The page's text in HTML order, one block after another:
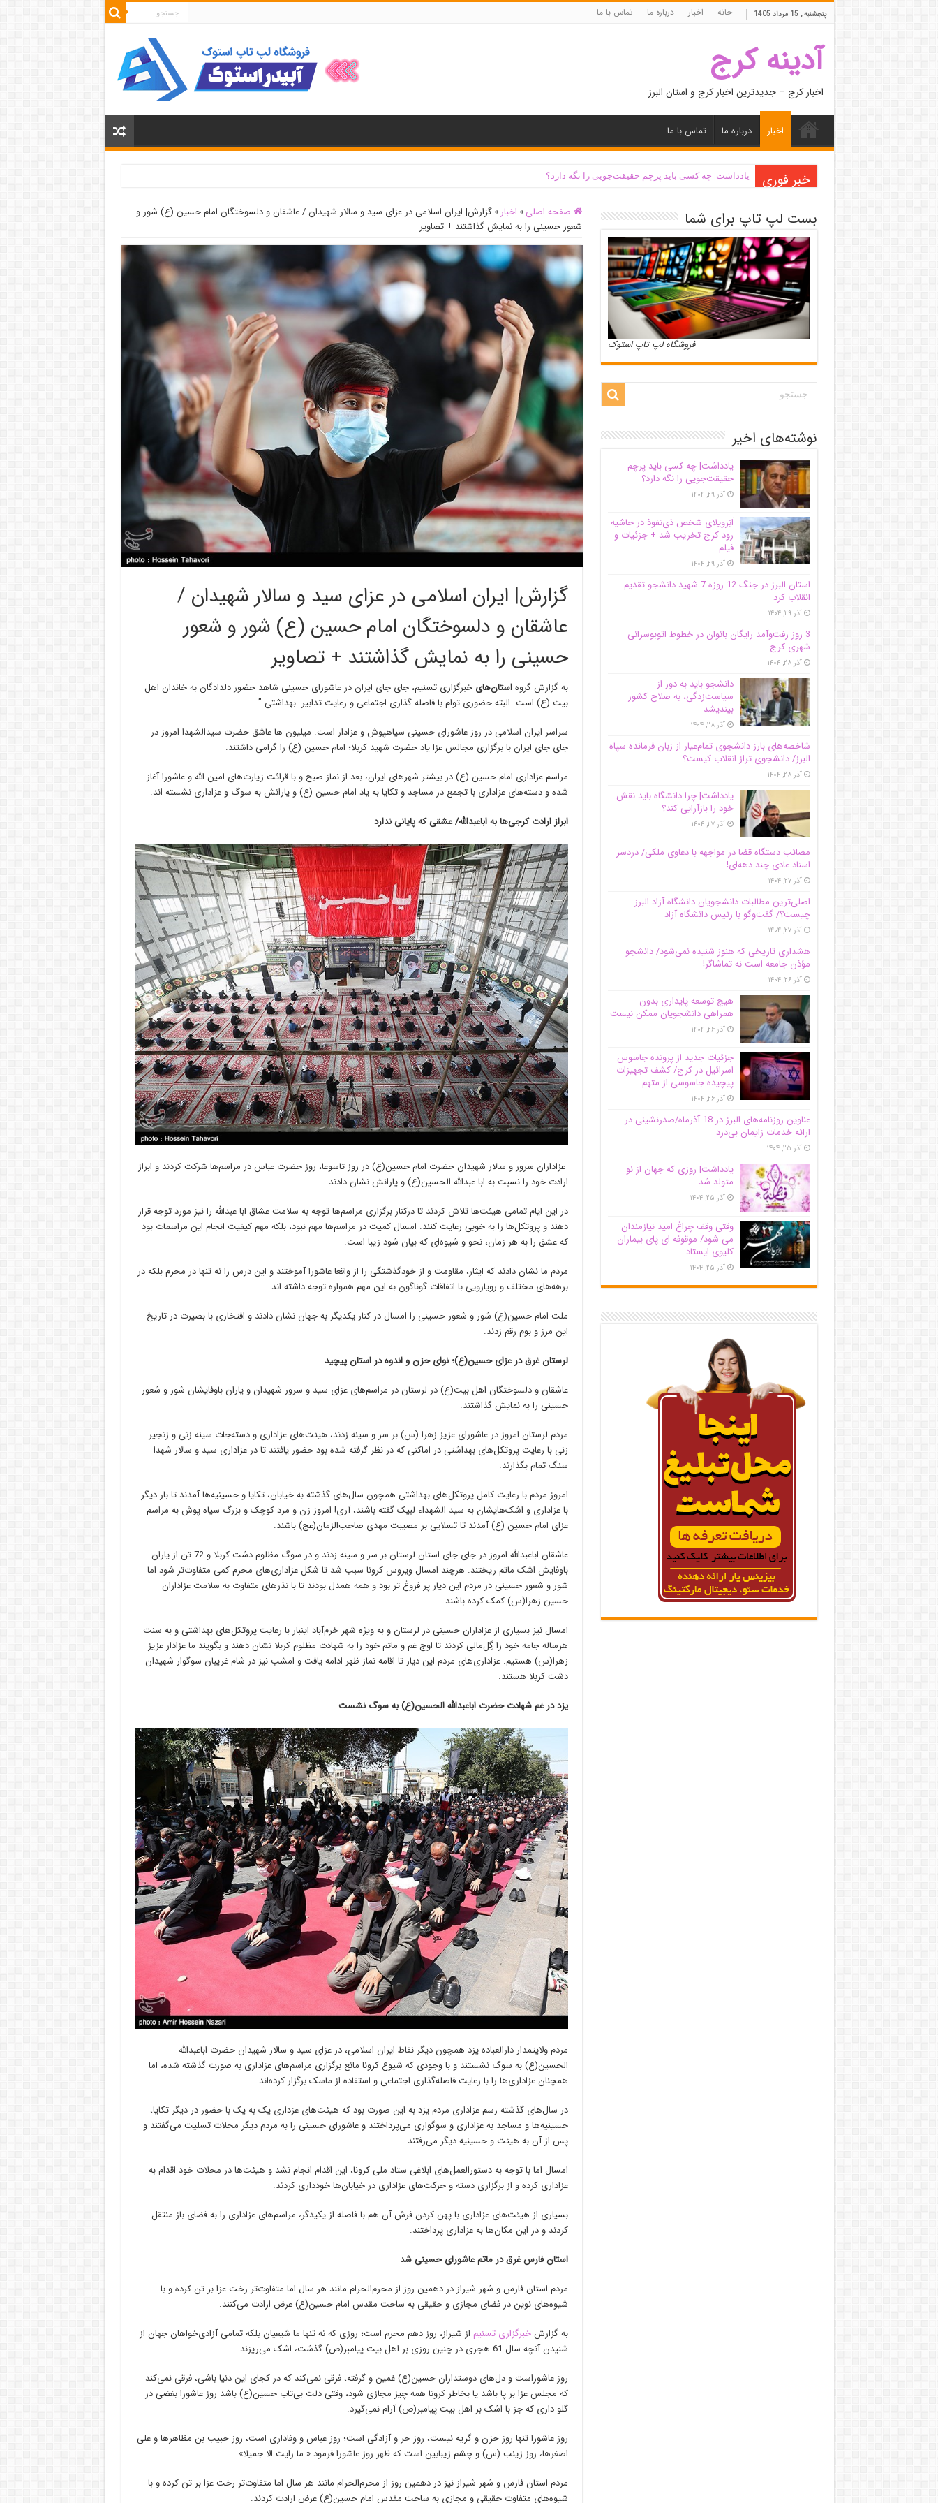
پنجشنبه , 15 مرداد 1405 خانه اخبار درباره ما تماس با ما
آدینه کرج
اخبار کرج – جدیدترین اخبار کرج و استان البرز
اخبار درباره ما تماس با ما
خبر فوری یادداشت| ‌چه کسی باید پرچم حقیقت‌جویی را نگه دارد؟
اَبَر‌ویلای شخص ذی‌نفوذ در حاشیه‌ رود کرج تخریب شد + جزئیات و فیلم
صفحه اصلی » اخبار » گزارش| ایران اسلامی در عزای سید و سالار شهیدان / عاشقان و دلسوختگان امام حسین (ع) ‌شور و
شعور حسینی را به نمایش گذاشتند‌ + تصاویر
گزارش| ایران اسلامی در عزای سید و سالار شهیدان /
عاشقان و دلسوختگان امام حسین (ع) ‌شور و شعور
حسینی را به نمایش گذاشتند‌ + تصاویر
به گزارش گروهاستان‌هایخبرگزاری تسنیم، ‌جای جای ایران در عاشورای حسینی شاهد حضور دلدادگان به خاندان اهل
بیت (ع) است. البته حضوری توام با فاصله گذاری اجتماعی و رعایت تدابیر بهداشتی.”
سراسر ایران اسلامی در روز عاشورای حسینی سیاهپوش و عزادار است. میلیون ها عاشق حضرت سیدالشهدا امروز در
جای جای ایران با برگزاری مجالس عزا یاد حضرت شهید کربلا؛ امام حسین (ع) را گرامی داشتند.
مراسم عزاداری امام حسین (ع) در بیشتر شهرهای ایران، بعد از نماز صبح و با قرائت زیارت‌های امین الله و عاشورا آغاز
شده و دسته‌های عزاداری با تجمع در مساجد و تکایا به یاد امام حسین (ع) و یارانش به سوگ و عزاداری نشسته اند.
ابراز ارادت کرجی‌ها به اباعبدالله/ عشقی که پایانی ندارد‌
عزاداران سرور و سالار شهیدان حضرت امام حسین(ع) در روز تاسوعا، روز حضرت عباس در مراسم‌ها شرکت کردند و ابراز
ارادت خود را نسبت به ابا عبدالله الحسین(ع) و یارانش نشان دادند.
در این ایام تمامی هیئت‌ها تلاش کردند تا درکنار برگزاری مراسم‌ها توجه به سلامت عشاق ابا عبدالله را نیز مورد توجه قرار
دهند و پروتکل‌ها را به خوبی رعایت کنند. امسال کمیت در مراسم‌ها مهم نبود، بلکه مهم کیفیت انجام این مراسمات بود
که عشق را به هر زمان، نحو و شیوه‌ای که بیان شود زیبا است.
مردم ما نشان دادند که ایثار، مقاومت و از خودگذشتگی را از واقعا عاشورا آموختند و این درس را نه تنها در محرم بلکه در
برهه‌های مختلف و رویارویی با اتفاقات گوناگون به این مهم همواره توجه داشته اند.
ملت امام حسین(ع) شور و شعور حسینی را امسال در کنار یکدیگر به جهان نشان دادند و افتخاری با بصیرت در تاریخ
این مرز و بوم رقم زدند.
لرستان غرق در عزای حسین(ع)؛ نوای حزن و اندوه در استان پیچید
عاشقان و دلسوختگان اهل بیت(ع) در لرستان در مراسم‌های عزای سید و سرور شهیدان و یاران باوفایشان شور و شعور
حسینی را به نمایش گذاشتند.
مردم لرستان امروز در عاشورای عزیز زهرا (س) بر سر و سینه زدند، هیئت‌های عزاداری و دسته‌جات سینه زنی و زنجیر
زنی با رعایت پروتکل‌های بهداشتی در اماکنی که در نظر گرفته شده بود حضور یافتند تا در عزاداری سید و سالار شهدا
سنگ تمام بگذارند.
امروز مردم با رعایت کامل پروتکل‌های بهداشتی همچون سال‌های گذشته به خیابان، تکایا و حسینیه‌ها آمدند تا بار دیگر
با عزاداری و اشک‌هایشان به سید الشهداء لبیک گفته باشند، آری! امروز زن و مرد کوچک و بزرگ سیاه پوش به مراسم
عزای امام حسین (ع) آمدند تا تسلایی بر مصیبت مهدی صاحب‌الزمان(عج) باشند.
عاشقان اباعبدالله امروز در جای جای استان لرستان بر سر و سینه زدند و در سوگ مظلوم دشت کربلا و 72 تن از یاران
باوفایش اشک ماتم ریختند. هرچند امسال ویروس کرونا سبب شد تا شکل عزاداری‌های محرم کمی متفاوت‌تر شود اما
شور و شعور حسینی در مردم این دیار پر فروغ تر بود و همه همدل بودند تا با نذرهای متفاوت به سلامت عزاداران
حسین زهرا(س) کمک کرده باشند.
امسال نیز بسیاری از عزاداران حسینی در لرستان و به ویژه شهر خرم‌آباد اینبار با رعایت پروتکل‌های بهداشتی و به سنت
هرساله جامه خود را گِل‌مالی کردند تا اوج غم و ماتم خود را به شهادت مظلوم کربلا نشان دهند و بگویند ما عزادار عزیز
زهرا(س) هستیم. عزاداری‌های مردم این دیار تا اقامه نماز ظهر ادامه یافت و امشب نیز در شام غریبان سوگوار شهیدان
دشت کربلا هستند.
یزد در غم شهادت حضرت اباعبدالله الحسین(ع) به سوگ نشست
مردم ولایتمدار دارالعباده یزد همچون دیگر نقاط ایران اسلامی، در عزای سید و سالار شهیدان حضرت اباعبدالله
الحسین(ع) به سوگ نشستند و با وجودی که شیوع کرونا مانع برگزاری مراسم‌های عزاداری به صورت گذشته شده، اما
همچنان عزاداری‌ها را با رعایت فاصله‌گذاری اجتماعی و استفاده از ماسک برگزار کرده‌اند.
در سال‌های گذشته رسم عزاداری مردم یزد به این صورت بود که هیئت‌های عزداری یک به یک با حضور در دیگر تکایا،
حسینیه‌ها و مساجد به عزاداری و سوگواری می‌پرداختند و عاشورای حسینی را به مردم دیگر محلات تسلیت می‌گفتند و
پس از آن به هیئت و حسینیه دیگر می‌رفتند.
امسال اما با توجه به دستورالعمل‌های ابلاغی ستاد ملی کرونا، این اقدام انجام نشد و هیئت‌ها در محلات خود اقدام به
عزاداری کرده و از برگزاری دسته و حرکت‌های عزاداری در خیابان‌ها خودداری کردند.
بسیاری از هیئت‌های عزاداری با پهن کردن فرش آن هم با فاصله از یکیدگر، مراسم‌های عزاداری را به فضای باز منتقل
کردند و در این مکان‌ها به عزاداری پرداختند.
استان فارس غرق در ماتم عاشورای حسینی شد
مردم استان فارس و شهر شیراز در دهمین روز از محرم‌الحرام مانند هر سال اما متفاوت‌تر رخت عزا بر تن کرده و با
شیوه‌های نوین در فضای مجازی و حقیقی به ساحت مقدس امام حسین(ع) عرض ارادت می‌کنند.
به گزارشخبرگزاری تسنیم از شیراز، روز دهم محرم است؛ روزی که نه تنها ما شیعیان بلکه تمامی آزادی‌خواهان جهان از
شنیدن آنچه سال 61 هجری در چنین روزی بر اهل بیت پیامبر(ص) گذشت، اشک می‌ریزند.
روز عاشوراست و دل‌های دوستداران حسین(ع) غمین و گرفته، فرقی نمی‌کند که در کجای این دنیا باشی، فرقی نمی‌کند
که مجلس عزا بر پا باشد یا بخاطر کرونا همه چیز مجازی شود، وقتی دلت بی‌تاب حسین(ع) باشد روز عاشورا بغضی در
گلو داری که جز با اشک بر اهل بیت پیامبر(ص) آرام نمی‌گیرد.
روز عاشورا تنها روز حزن و گریه نیست، روز حر و آزادگی است؛ روز عباس و وفاداری است، روز حبیب بن مظاهرها و علی
اصغرها، روز زینب (س) و چشم زیبابین است که ظهر روز عاشورا فرمود « ما رایت الا جمیلا».
مردم استان فارس و شهر شیراز نیز در دهمین روز از محرم‌الحرام مانند هر سال اما متفاوت‌تر رخت عزا بر تن کرده و با
شیوه‌های متفاوت حقیقی و مجازی به ساحت مقدس امام حسین(ع) عرض ارادت کردند.
بست لپ تاپ برای شما
فروشگاه لپ تاپ استوک
نوشته‌های اخیر
یادداشت| ‌چه کسی باید پرچم
حقیقت‌جویی را نگه دارد؟
آذر ۲۹, ۱۴۰۴
اَبَر‌ویلای شخص ذی‌نفوذ در حاشیه‌
رود کرج تخریب شد + جزئیات و
فیلم
آذر ۲۹, ۱۴۰۴
استان البرز در جنگ 12 روزه 7 شهید دانشجو تقدیم
انقلاب کرد
آذر ۲۹, ۱۴۰۴
3 روز رفت‌وآمد رایگان بانوان در خطوط اتوبوسرانی
شهری کرج
آذر ۲۸, ۱۴۰۴
دانشجو باید به دور از
سیاست‌زدگی، به صلاح کشور
بیندیشد
آذر ۲۸, ۱۴۰۴
شاخصه‌های بارز دانشجوی تمام‌عیار از زبان فرمانده سپاه
البرز/ دانشجوی تراز انقلاب کیست؟
آذر ۲۸, ۱۴۰۴
یادداشت| چرا دانشگاه باید نقش
خود را بازآرایی کند؟
آذر ۲۷, ۱۴۰۴
مصائب دستگاه قضا در مواجهه با دعاوی ملکی/ دردسر
اسناد عادی چند‌ دهه‌ای!
آذر ۲۷, ۱۴۰۴
اصلی‌ترین مطالبات دانشجویان دانشگاه آزاد البرز
چیست؟/ گفت‌وگو با رئیس دانشگاه آز‌اد
آذر ۲۷, ۱۴۰۴
هشداری تاریخی که هنوز شنیده نمی‌شود/ دانشجو
مؤذن جامعه است نه تماشاگر!
آذر ۲۶, ۱۴۰۴
هیچ توسعه پایداری بدون
همراهی دانشجویان ممکن نیست
آذر ۲۶, ۱۴۰۴
جزئیات جدید از پرونده جاسوس
اسرائیل در کرج/‌ کشف تجهیزات
پیچیده جاسوسی از متهم
آذر ۲۶, ۱۴۰۴
عناوین روزنامه‌های البرز در ‌18 آذرماه/صدرنشینی در
ارائه خدمات زایمان بی‌درد
آذر ۲۵, ۱۴۰۴
یادداشت| روزی که جهان از نو
متولد شد
آذر ۲۵, ۱۴۰۴
وقتی وقف چراغ امید نیازمندان
می شود/ موقوفه ای پای بیماران
کلیوی ایستاد
آذر ۲۵, ۱۴۰۴